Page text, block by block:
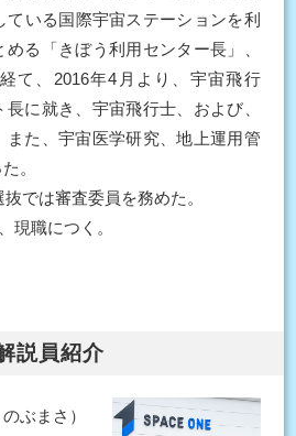
ている国際宇宙ステーションを利
る「きぼう利用センター長」、
て、2016年4月より、宇宙飛行
に就き、宇宙飛行士、および、
また、宇宙医学研究、地上運用管
。
では審査委員を務めた。
現職につく。
説員紹介
のぶまさ）